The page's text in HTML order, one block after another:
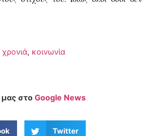
, κοινωνία
μας στοGoogle News
Twitter